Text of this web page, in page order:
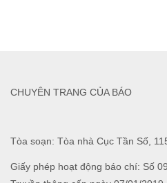
Tòa soạn: Tòa nhà Cục Tần Số,
Giấy phép hoạt động báo chí: Số
CHUYÊN TRANG CỦA BÁO